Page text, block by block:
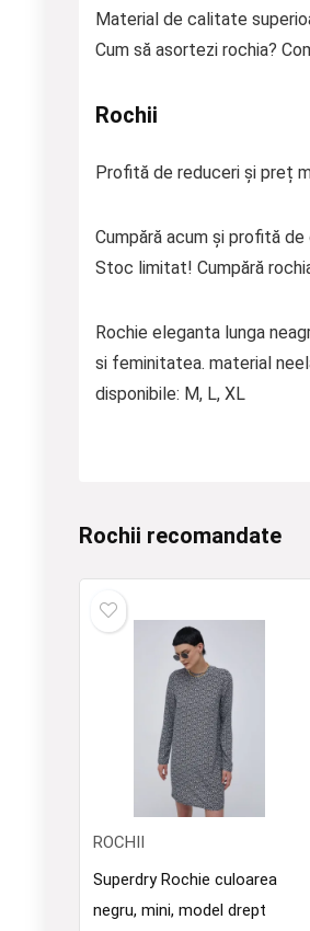
Material de calitate
Cum să asortezi rochia?
Rochii
Profită de reduceri și preț
Cumpără acum și profită
Stoc limitat! Cumpără
Rochie eleganta lunga
si feminitatea. material
disponibile: M, L, XL
Rochii recomandate
ROCHII
Superdry Rochie culoarea
negru, mini, model drept